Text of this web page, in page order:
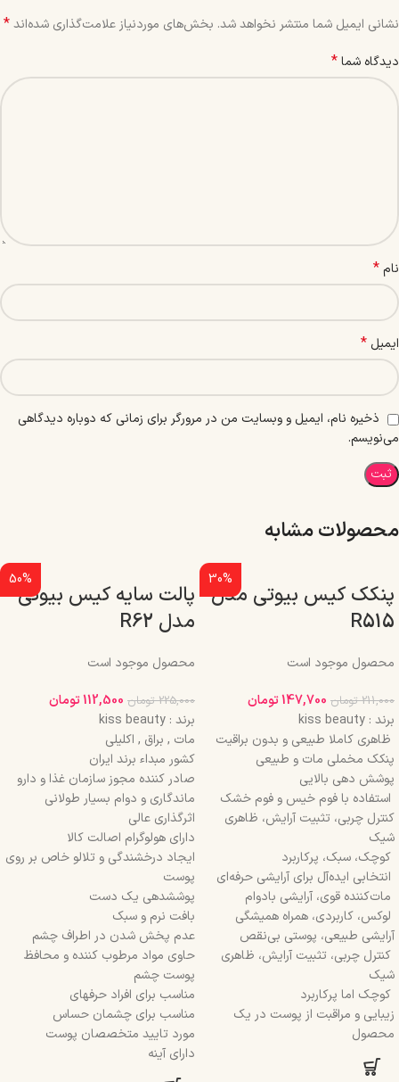
نشانی ایمیل شما منتشر نخواهد شد. بخش‌های موردنیاز علامت‌گذاری شده‌اند*
دیدگاه شما*
نام*
ایمیل *
ذخیره نام، ایمیل و وبسایت من در مرورگر برای زمانی که دوباره دیدگاهی
می‌نویسم.
محصولات مشابه
30%
پنکک کیس بیوتی مدل
R515
محصول موجود است
211,000 تومان 147,700تومان
برند : kiss beauty
ظاهری کاملا طبیعی و بدون براقیت
پنکک مخملی مات و طبیعی
پوشش دهی بالایی
استفاده با فوم خیس و فوم خشک
کنترل چربی، تثبیت آرایش، ظاهری
شیک
کوچک، سبک، پرکاربرد
انتخابی ایده‌آل برای آرایشی حرفه‌ای
مات‌کننده قوی، آرایشی بادوام
لوکس، کاربردی، همراه همیشگی
آرایشی طبیعی، پوستی بی‌نقص
کنترل چربی، تثبیت آرایش، ظاهری
شیک
کوچک اما پرکاربرد
زیبایی و مراقبت از پوست در یک
محصول
50%
پالت سایه کیس بیوتی
مدل R62
محصول موجود است
225,000 تومان 112,500تومان
برند : kiss beauty
مات , براق , اکلیلی
کشور مبداء برند ایران
صادر کننده مجوز سازمان غذا و دارو
ماندگاری و دوام بسیار طولانی
اثرگذاری عالی
دارای هولوگرام اصالت کالا
ایجاد درخشندگی و تلالو خاص بر روی
پوست
پوششدهی یک دست
بافت نرم و سبک
عدم پخش شدن در اطراف چشم
حاوی مواد مرطوب کننده و محافظ
پوست چشم
مناسب برای افراد حرفهای
مناسب برای چشمان حساس
مورد تایید متخصصان پوست
دارای آینه